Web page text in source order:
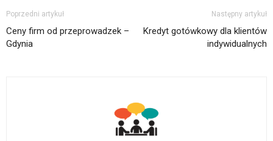
Poprzedni artykuł
Ceny firm od przeprowadzek –
Gdynia
Następny artykuł
Kredyt gotówkowy dla klientów
indywidualnych